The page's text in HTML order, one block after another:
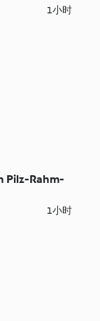
1小时
Pilz-Rahm-
1小时